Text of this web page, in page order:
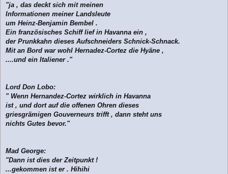
"ja , das deckt sich mit meinen
Informationen meiner Landsleute
um Heinz-Benjamin Bembel .
Ein französisches Schiff lief in Havanna ein ,
der Prunkkahn dieses Aufschneiders Schnick-Schnack.
Mit an Bord war wohl Hernadez-Cortez die Hyäne ,
....und ein Italiener ."
Lord Don Lobo:
" Wenn Hernandez-Cortez wirklich in Havanna
ist , und dort auf die offenen Ohren dieses
griesgrämigen Gouverneurs trifft , dann steht uns
nichts Gutes bevor."
Mad George:
"Dann ist dies der Zeitpunkt !
...gekommen ist er . Hihihi